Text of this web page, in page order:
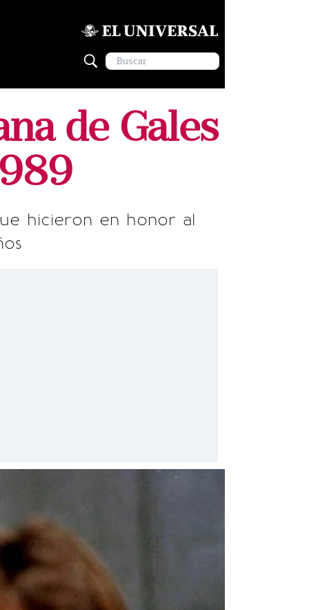
de Gales
hicieron en honor al